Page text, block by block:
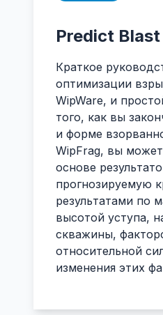
Predict
Краткое
оптимизации
WipWare, и
того, как вы
и форме
WipFrag, вы
основе
прогнозируемую
результатами по
высотой уступа,
скважины,
относительной
изменения этих